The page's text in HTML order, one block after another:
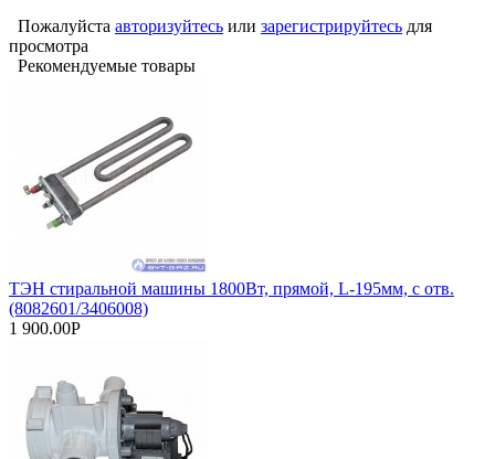
Пожалуйста авторизуйтесь или зарегистрируйтесь для
просмотра
Рекомендуемые товары
ТЭН стиральной машины 1800Вт, прямой, L-195мм, с отв.
(8082601/3406008)
1 900.00Р